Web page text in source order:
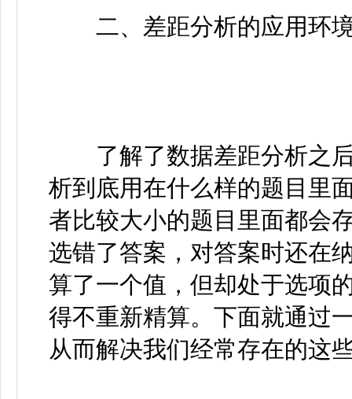
二、差距分析的应用环
了解了数据差距分析之后
析到底用在什么样的题目里
者比较大小的题目里面都会
选错了答案，对答案时还在
算了一个值，但却处于选项
得不重新精算。下面就通过
从而解决我们经常存在的这